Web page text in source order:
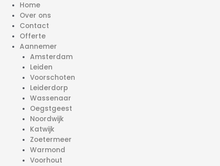
Home
Over ons
Contact
Offerte
Aannemer
Amsterdam
Leiden
Voorschoten
Leiderdorp
Wassenaar
Oegstgeest
Noordwijk
Katwijk
Zoetermeer
Warmond
Voorhout